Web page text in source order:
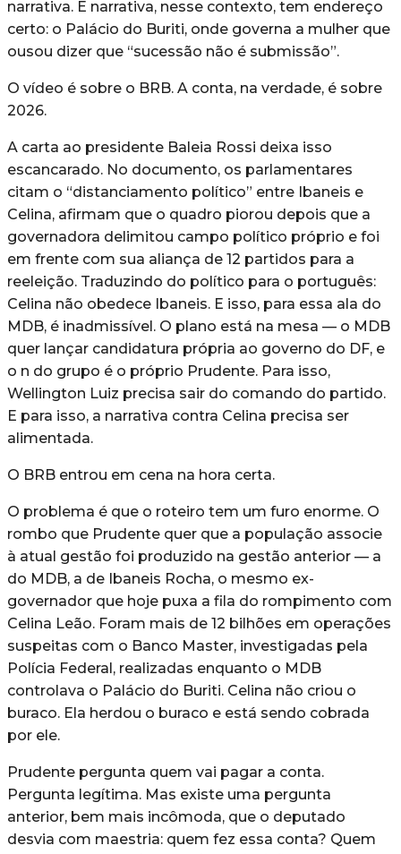
narrativa. E narrativa, nesse contexto, tem endereço
certo: o Palácio do Buriti, onde governa a mulher que
ousou dizer que “sucessão não é submissão”.
O vídeo é sobre o BRB. A conta, na verdade, é sobre
2026.
A carta ao presidente Baleia Rossi deixa isso
escancarado. No documento, os parlamentares
citam o “distanciamento político” entre Ibaneis e
Celina, afirmam que o quadro piorou depois que a
governadora delimitou campo político próprio e foi
em frente com sua aliança de 12 partidos para a
reeleição. Traduzindo do político para o português:
Celina não obedece Ibaneis. E isso, para essa ala do
MDB, é inadmissível. O plano está na mesa — o MDB
quer lançar candidatura própria ao governo do DF, e
o n do grupo é o próprio Prudente. Para isso,
Wellington Luiz precisa sair do comando do partido.
E para isso, a narrativa contra Celina precisa ser
alimentada.
O BRB entrou em cena na hora certa.
O problema é que o roteiro tem um furo enorme. O
rombo que Prudente quer que a população associe
à atual gestão foi produzido na gestão anterior — a
do MDB, a de Ibaneis Rocha, o mesmo ex-
governador que hoje puxa a fila do rompimento com
Celina Leão. Foram mais de 12 bilhões em operações
suspeitas com o Banco Master, investigadas pela
Polícia Federal, realizadas enquanto o MDB
controlava o Palácio do Buriti. Celina não criou o
buraco. Ela herdou o buraco e está sendo cobrada
por ele.
Prudente pergunta quem vai pagar a conta.
Pergunta legítima. Mas existe uma pergunta
anterior, bem mais incômoda, que o deputado
desvia com maestria: quem fez essa conta? Quem